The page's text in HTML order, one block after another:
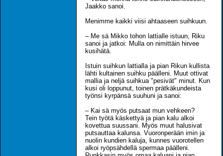
Jaakko sanoi.
Menimme kaikki viisi ahtaaseen suihkuun.
– Me sä Mikko tohon lattialle istuun, Riku
sanoi ja jatkoi: Mulla on nimittäin hirvee
kusihätä.
Istuin suihkun lattialla ja pian Rikun kullista
lähti kultainen suihku päälleni. Muut ottivat
mallia ja neljä suihkua "pesivät" minut. Kun
kusi oli loppunut, toinen prätkäkundeista
työnsi kyrpänsä suuhuni ja sanoi:
– Kai sä myös putsaat mun vehkeen?
Tein työtä käskettyä ja pian kalu alkoi
kovettua suussani. Myös muut halusivat
putsauttaa kalunsa. Vuoronperään imin ja
nuolin kundien kaluja, kunnes vuorotellen
alkoi ryöpsähdellä spermaa päälleni.